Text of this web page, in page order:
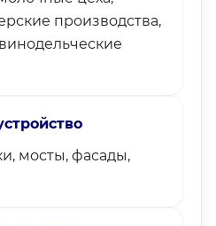
производства,
мосты, фасады,